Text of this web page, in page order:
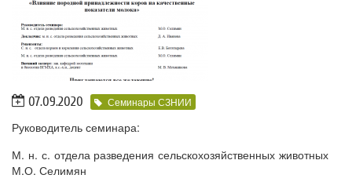
07.09.2020 Семинары СЗНИИ
Руководитель семинара:
М. н. с. отдела разведения сельскохозяйственных животных
М.О. Селимян